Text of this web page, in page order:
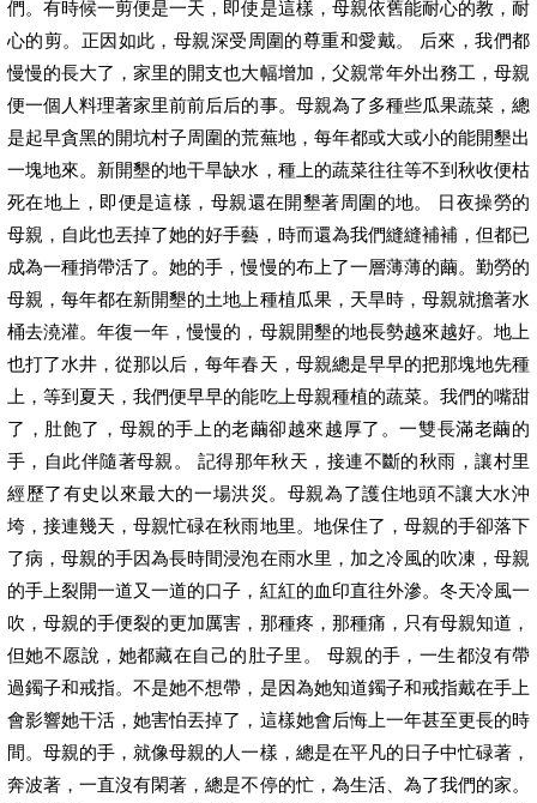
們。有時候一剪便是一天，即使是這樣，母親依舊能耐心的教，耐
心的剪。正因如此，母親深受周圍的尊重和愛戴。 后來，我們都
慢慢的長大了，家里的開支也大幅增加，父親常年外出務工，母親
便一個人料理著家里前前后后的事。母親為了多種些瓜果蔬菜，總
是起早貪黑的開坑村子周圍的荒蕪地，每年都或大或小的能開墾出
一塊地來。新開墾的地干旱缺水，種上的蔬菜往往等不到秋收便枯
死在地上，即便是這樣，母親還在開墾著周圍的地。 日夜操勞的
母親，自此也丟掉了她的好手藝，時而還為我們縫縫補補，但都已
成為一種捎帶活了。她的手，慢慢的布上了一層薄薄的繭。勤勞的
母親，每年都在新開墾的土地上種植瓜果，天旱時，母親就擔著水
桶去澆灌。年復一年，慢慢的，母親開墾的地長勢越來越好。地上
也打了水井，從那以后，每年春天，母親總是早早的把那塊地先種
上，等到夏天，我們便早早的能吃上母親種植的蔬菜。我們的嘴甜
了，肚飽了，母親的手上的老繭卻越來越厚了。一雙長滿老繭的
手，自此伴隨著母親。 記得那年秋天，接連不斷的秋雨，讓村里
經歷了有史以來最大的一場洪災。母親為了護住地頭不讓大水沖
垮，接連幾天，母親忙碌在秋雨地里。地保住了，母親的手卻落下
了病，母親的手因為長時間浸泡在雨水里，加之冷風的吹凍，母親
的手上裂開一道又一道的口子，紅紅的血印直往外滲。冬天冷風一
吹，母親的手便裂的更加厲害，那種疼，那種痛，只有母親知道，
但她不愿說，她都藏在自己的肚子里。 母親的手，一生都沒有帶
過鐲子和戒指。不是她不想帶，是因為她知道鐲子和戒指戴在手上
會影響她干活，她害怕丟掉了，這樣她會后悔上一年甚至更長的時
間。母親的手，就像母親的人一樣，總是在平凡的日子中忙碌著，
奔波著，一直沒有閑著，總是不停的忙，為生活、為了我們的家。